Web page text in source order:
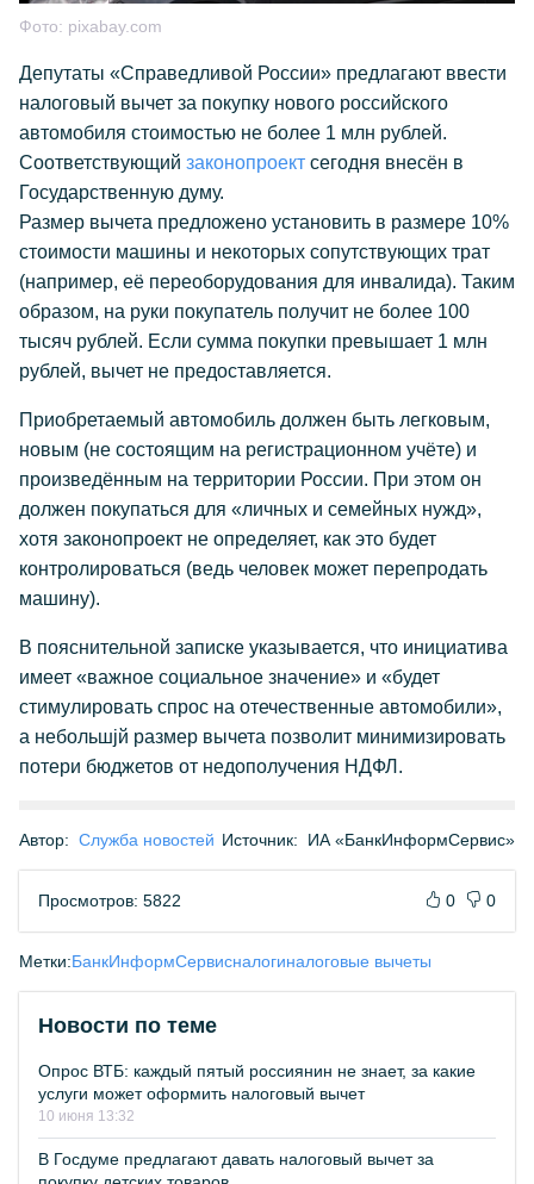
Фото: pixabay.com
Депутаты «Справедливой России» предлагают ввести
налоговый вычет за покупку нового российского
автомобиля стоимостью не более 1 млн рублей.
Соответствующий законопроект сегодня внесён в
Государственную думу.
Размер вычета предложено установить в размере 10%
стоимости машины и некоторых сопутствующих трат
(например, её переоборудования для инвалида). Таким
образом, на руки покупатель получит не более 100
тысяч рублей. Если сумма покупки превышает 1 млн
рублей, вычет не предоставляется.
Приобретаемый автомобиль должен быть легковым,
новым (не состоящим на регистрационном учёте) и
произведённым на территории России. При этом он
должен покупаться для «личных и семейных нужд»,
хотя законопроект не определяет, как это будет
контролироваться (ведь человек может перепродать
машину).
В пояснительной записке указывается, что инициатива
имеет «важное социальное значение» и «будет
стимулировать спрос на отечественные автомобили»,
а небольшjй размер вычета позволит минимизировать
потери бюджетов от недополучения НДФЛ.
Автор: Служба новостей Источник: ИА «БанкИнформСервис»
Просмотров: 5822 0 0
Метки:БанкИнформСервисналогиналоговые вычеты
Новости по теме
Опрос ВТБ: каждый пятый россиянин не знает, за какие
услуги может оформить налоговый вычет
10 июня 13:32
В Госдуме предлагают давать налоговый вычет за